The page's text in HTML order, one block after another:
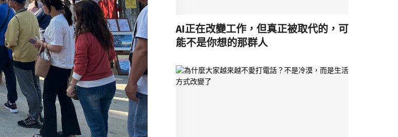
AI正在改變工作，但真正被取代的，可
能不是你想的那群人